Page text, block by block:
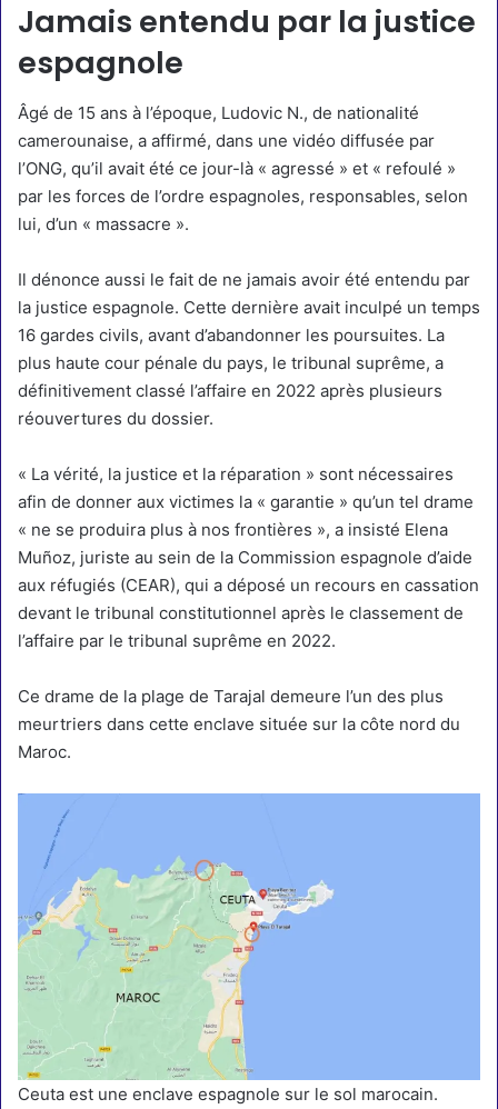
Jamais entendu par la justice
espagnole
Âgé de 15 ans à l’époque, Ludovic N., de nationalité
camerounaise, a affirmé, dans une vidéo diffusée par
l’ONG, qu’il avait été ce jour-là « agressé » et « refoulé »
par les forces de l’ordre espagnoles, responsables, selon
lui, d’un « massacre ».
Il dénonce aussi le fait de ne jamais avoir été entendu par
la justice espagnole. Cette dernière avait inculpé un temps
16 gardes civils, avant d’abandonner les poursuites. La
plus haute cour pénale du pays, le tribunal suprême, a
définitivement classé l’affaire en 2022 après plusieurs
réouvertures du dossier.
« La vérité, la justice et la réparation » sont nécessaires
afin de donner aux victimes la « garantie » qu’un tel drame
« ne se produira plus à nos frontières », a insisté Elena
Muñoz, juriste au sein de la Commission espagnole d’aide
aux réfugiés (CEAR), qui a déposé un recours en cassation
devant le tribunal constitutionnel après le classement de
l’affaire par le tribunal suprême en 2022.
Ce drame de la plage de Tarajal demeure l’un des plus
meurtriers dans cette enclave située sur la côte nord du
Maroc.
Ceuta est une enclave espagnole sur le sol marocain.